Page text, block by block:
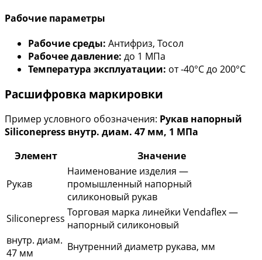
Рабочие параметры
Рабочие среды: Антифриз, Тосол
Рабочее давление: до 1 МПа
Температура эксплуатации: от -40°С до 200°С
Расшифровка маркировки
Пример условного обозначения: Рукав напорный
Siliconepress внутр. диам. 47 мм, 1 МПа
Элемент
Значение
Рукав
Наименование изделия —
промышленный напорный
силиконовый рукав
Siliconepress Торговая марка линейки Vendaflex —
напорный силиконовый
внутр. диам.
47 мм
Внутренний диаметр рукава, мм